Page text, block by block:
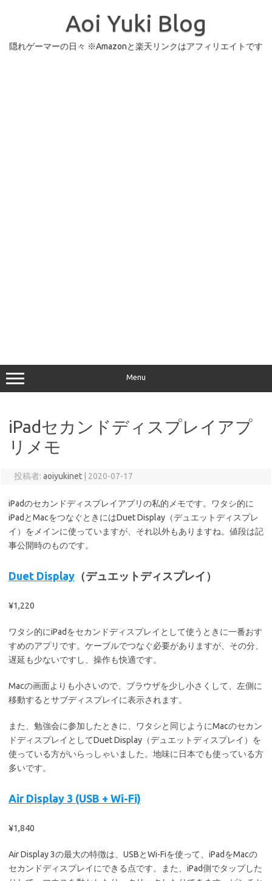
Aoi Yuki Blog
隠れゲーマーの日々 ※Amazonと楽天リンクはアフィリエイトです
Menu
iPadセカンドディスプレイアプ
リメモ
投稿者: aoiyukinet 2020-07-17
iPadのセカンドディスプレイアプリの私的メモです。ワタシ的に
iPadとMacをつなぐときにはDuet Display（デュエットディスプレ
イ）をメインに使っていますが、それ以外もありますね。値段は記
事公開時のものです。
Duet Display （デュエットディスプレイ）
¥1,220
ワタシ的にiPadをセカンドディスプレイとして使うときに一番おす
すめのアプリです。ケーブルでつなぐ必要がありますが、その分、
遅延も少ないですし、操作も快適です。
Macの画面よりも小さいので、ブラウザを少し小さくして、左側に
移動するとサブディスプレイに表示されます。
また、勉強会に参加したときに、ワタシと同じようにMacのセカン
ドディスプレイとしてDuet Display（デュエットディスプレイ）を
使っている方がいらっしゃいました。地味に日本でも使っている方
多いです。
Air Display 3 (USB + Wi-Fi)
¥1,840
Air Display 3の最大の特徴は、USBとWi-Fiを使って、iPadをMacの
セカンドディスプレイにできる点です。また、iPad側でタップした